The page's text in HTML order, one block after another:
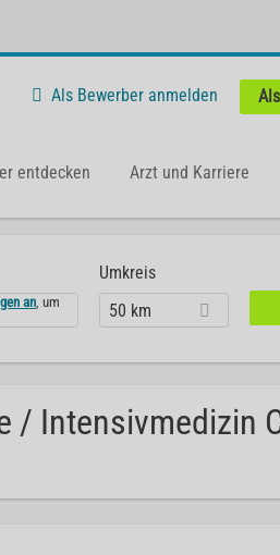
Als Bewerber anmelden
entdecken Arzt und Karriere
an, um
Umkreis
50 km
/ Intensivmedizin